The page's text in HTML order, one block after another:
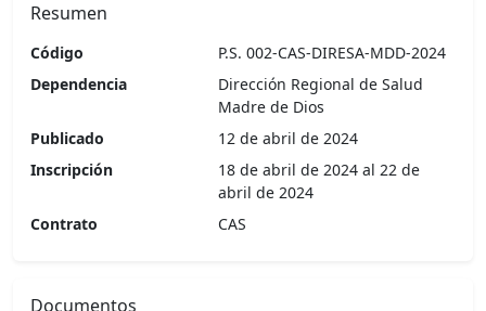
Resumen
Código
P.S. 002-CAS-DIRESA-MDD-2024
Dependencia
Dirección Regional de Salud
Madre de Dios
Publicado
12 de abril de 2024
Inscripción
18 de abril de 2024 al 22 de
abril de 2024
Contrato
CAS
Documentos